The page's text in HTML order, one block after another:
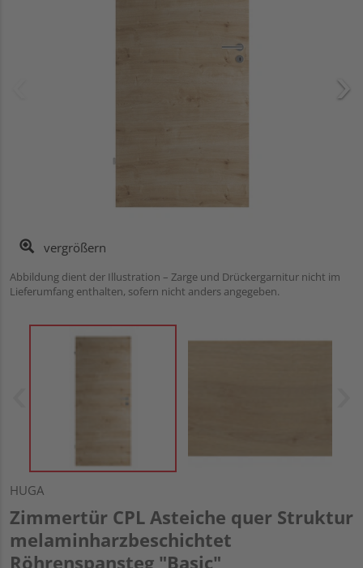
vergrößern
Abbildung dient der Illustration – Zarge und Drückergarnitur nicht im
Lieferumfang enthalten, sofern nicht anders angegeben.
HUGA
Zimmertür CPL Asteiche quer Struktur
melaminharzbeschichtet
Röhrenspansteg "Basic"